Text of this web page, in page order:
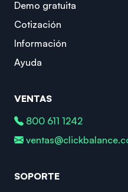
Demo gratuita
Cotización
Información
Ayuda
VENTAS
800 611 1242
SOPORTE